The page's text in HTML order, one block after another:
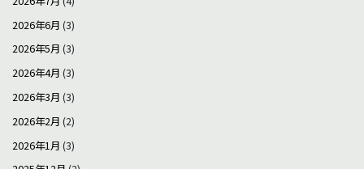
2026年6月 (3)
2026年5月 (3)
2026年4月 (3)
2026年3月 (3)
2026年2月 (2)
2026年1月 (3)